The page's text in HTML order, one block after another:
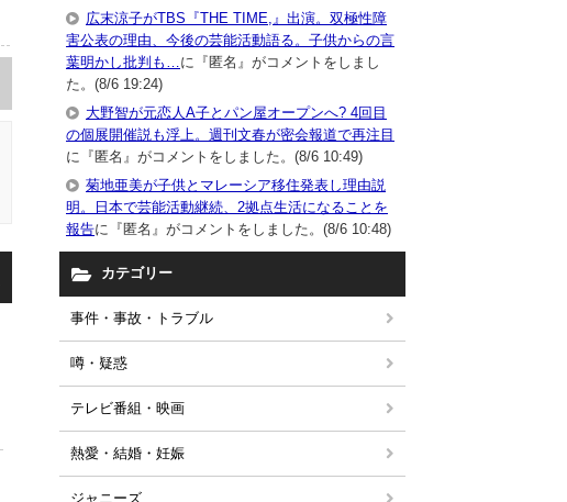
広末涼子がTBS『THE TIME,』出演。双極性障
害公表の理由、今後の芸能活動語る。子供からの言
葉明かし批判も… に『匿名』がコメントをしまし
た。(8/6 19:24)
大野智が元恋人A子とパン屋オープンへ? 4回目
の個展開催説も浮上。週刊文春が密会報道で再注目
に『匿名』がコメントをしました。(8/6 10:49)
菊地亜美が子供とマレーシア移住発表し理由説
明。日本で芸能活動継続、2拠点生活になることを
報告に『匿名』がコメントをしました。(8/6 10:48)
カテゴリー
事件・事故・トラブル
噂・疑惑
テレビ番組・映画
熱愛・結婚・妊娠
ジャニーズ